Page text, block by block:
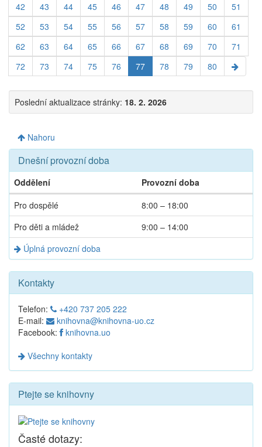
42
43 44 45 46 47 48 49 50
51
52
53 54 55 56 57 58 59 60
61
62
63 64 65 66 67 68 69 70
71
72
73 74 75 76 77 78 79 80
Poslední aktualizace stránky: 18. 2. 2026
Nahoru
Dnešní provozní doba
Dnešní
provozní
doba
Oddělení
Provozní doba
Pro dospělé
8:00 – 18:00
Pro děti a mládež
9:00 – 14:00
Úplná provozní doba
Kontakty
Telefon:
+420 737 205 222
E-mail:
knihovna@knihovna-uo.cz
Facebook: knihovna.uo
Všechny kontakty
Ptejte se knihovny
Časté dotazy: